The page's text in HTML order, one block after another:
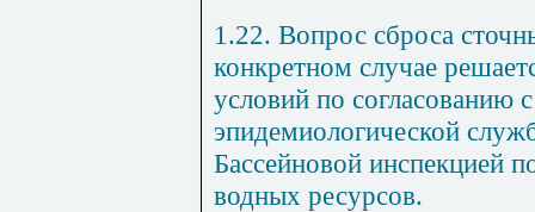
1.22. Вопрос сброса
конкретном случае
условий по согласованию
эпидемиологической
Бассейновой инспекцией
водных ресурсов.